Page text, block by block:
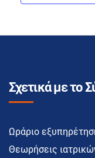
Σχετικά με το
Ωράριο
Θεωρήσεις